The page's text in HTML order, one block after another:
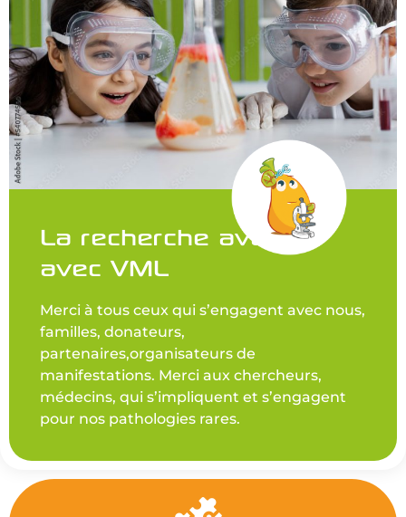
La recherche avance
avec VML
Merci à tous ceux qui s’engagent avec nous,
familles, donateurs,
partenaires,organisateurs de
manifestations. Merci aux chercheurs,
médecins, qui s’impliquent et s’engagent
pour nos pathologies rares.